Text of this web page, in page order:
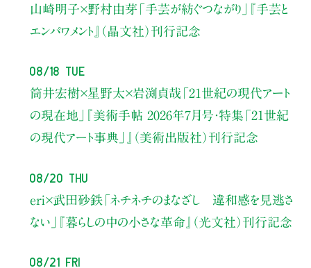
山崎明子×野村由芽 「手芸が紡ぐつながり」
『手芸と
エンパワメント』（晶文社）刊行記念
08/18 Tue
筒井宏樹×星野太×岩渕貞哉 「21世紀の現代アート
の現在地」
『美術手帖 2026年7月号・特集「21世紀
の現代アート事典」』（美術出版社）刊行記念
08/20 Thu
eri×武田砂鉄「ネチネチのまなざし 違和感を見逃さ
ない」
『暮らしの中の小さな革命』（光文社）刊行記念
08/21 Fri